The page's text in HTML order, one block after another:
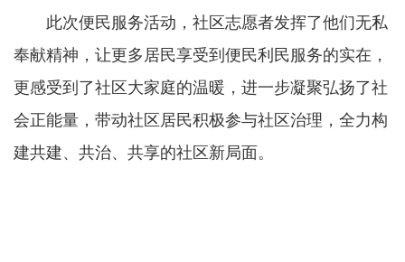
此次便民服务活动，社区志愿者发挥了他们无私
奉献精神，让更多居民享受到便民利民服务的实在，
更感受到了社区大家庭的温暖，进一步凝聚弘扬了社
会正能量，带动社区居民积极参与社区治理，全力构
建共建、共治、共享的社区新局面。